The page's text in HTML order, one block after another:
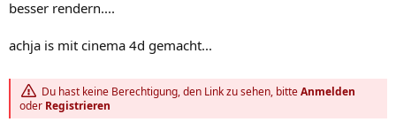
besser rendern....
achja is mit cinema 4d gemacht...
Du hast keine Berechtigung, den Link zu sehen, bitteAnmelden
oder Registrieren